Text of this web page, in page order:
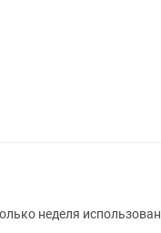
неделя использован